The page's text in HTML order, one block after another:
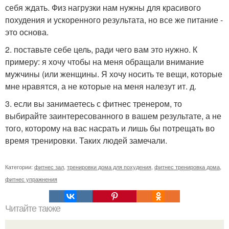
себя ждать. Физ нагрузки нам нужны для красивого
похудения и ускоренного результата, но все же питание -
это основа.
2. поставьте себе цель, ради чего вам это нужно. К
примеру: я хочу чтобы на меня обращали внимание
мужчины (или женщины. Я хочу носить те вещи, которые
мне нравятся, а не которые на меня налезут ит. д.
3. если вы занимаетесь с фитнес тренером, то
выбирайте заинтересованного в вашем результате, а не
того, которому на вас насрать и лишь бы потрещать во
время тренировки. Таких людей замечали.
Категории: фитнес зал тренировки дома для похудения фитнес тренировка дома
фитнес упражнения
Читайте также